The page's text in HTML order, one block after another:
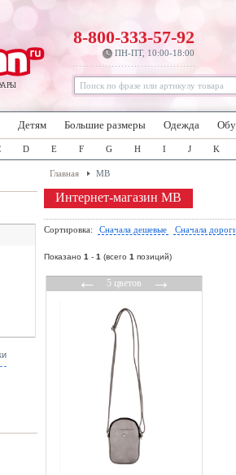
8-800-333-57-92
ПН-ПТ, 10:00-18:00
Детям Большие размеры Одежда
D E F G H I J K
Главная MB
Интернет-магазин MB
Сортировка: Сначала дешевые Сначала
Показано 1 - 1 (всего 1 позиций)
←5 цветов→